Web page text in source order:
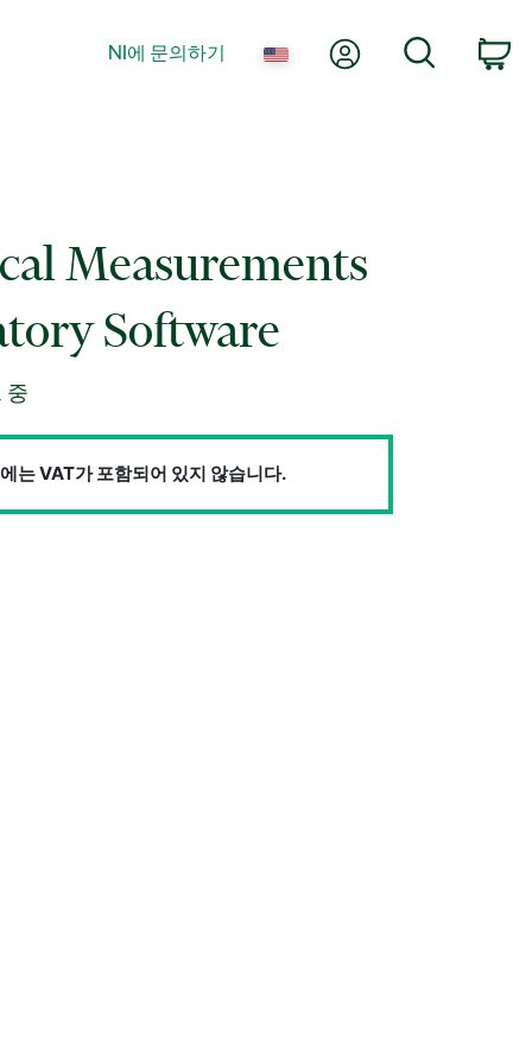
NI에 문의하기 내 계정
Measurements
Software
중
는 VAT가 포함되어 있지 않습니다.